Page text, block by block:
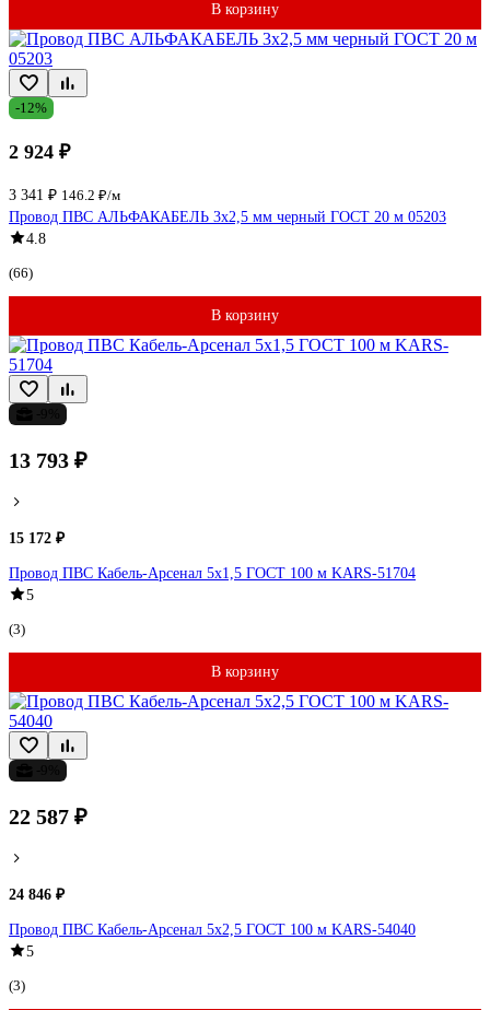
В корзину
-12%
2 924 ₽
3 341 ₽ 146.2 ₽/м
Провод ПВС АЛЬФАКАБЕЛЬ 3х2,5 мм черный ГОСТ 20 м 05203
4.8
(66)
В корзину
13 793 ₽
15 172 ₽
Провод ПВС Кабель-Арсенал 5x1,5 ГОСТ 100 м KARS-51704
5
(3)
В корзину
22 587 ₽
24 846 ₽
Провод ПВС Кабель-Арсенал 5x2,5 ГОСТ 100 м KARS-54040
5
(3)